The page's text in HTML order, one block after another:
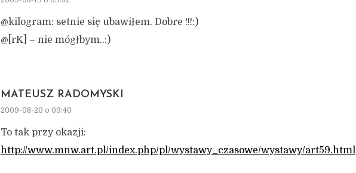
@kilogram: setnie się ubawiłem. Dobre !!!:)
@[rK] – nie mógłbym..:)
MATEUSZ RADOMYSKI
2009-08-20 o 09:40
To tak przy okazji:
http://www.mnw.art.pl/index.php/pl/wystawy_czasowe/wystawy/art59.html